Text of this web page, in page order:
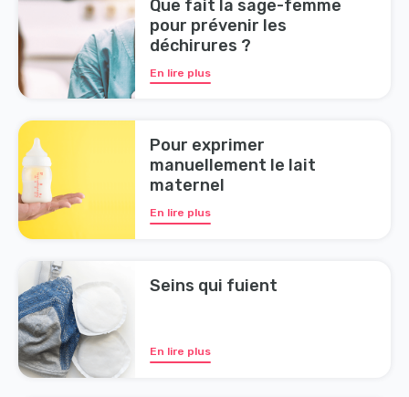
Que fait la sage-femme
pour prévenir les
déchirures ?
En lire plus
Pour exprimer
manuellement le lait
maternel
En lire plus
Seins qui fuient
En lire plus